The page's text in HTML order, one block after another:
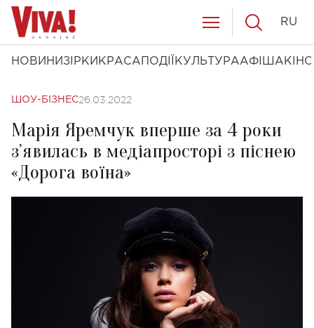
НОВИНИ ЗІРКИ КРАСА ПОДІЇ КУЛЬТУРААФІША КІНО
RU
ШОУ-БІЗНЕС26.03.2022
Марія Яремчук вперше за 4 роки
з’явилась в медіапросторі з піснею
«Дорога воїна»